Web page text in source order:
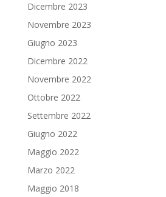
Dicembre 2023
Novembre 2023
Giugno 2023
Dicembre 2022
Novembre 2022
Ottobre 2022
Settembre 2022
Giugno 2022
Maggio 2022
Marzo 2022
Maggio 2018